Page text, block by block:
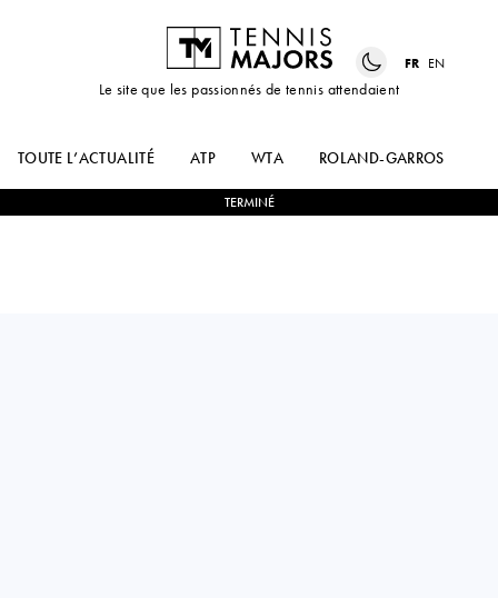
Le site que les passionnés de tennis attendaient
FR EN
TOUTE L’ACTUALITÉ ATP WTA ROLAND-GARROS
TERMINÉ